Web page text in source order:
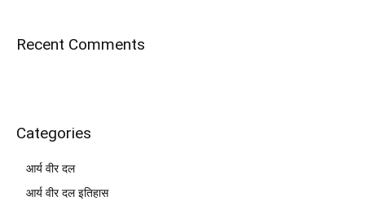
Recent Comments
Categories
आर्य वीर दल
आर्य वीर दल इतिहास